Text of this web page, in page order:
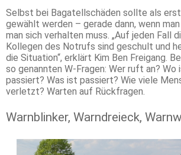
Selbst bei Bagatellschäden sollte als
gewählt werden – gerade dann, wenn
man sich verhalten muss. „Auf jeden Fall
Kollegen des Notrufs sind geschult und
die Situation“, erklärt Kim Ben Freigang.
so genannten W-Fragen: Wer ruft an? Wo
passiert? Was ist passiert? Wie viele
verletzt? Warten auf Rückfragen.
Warnblinker, Warndreieck,